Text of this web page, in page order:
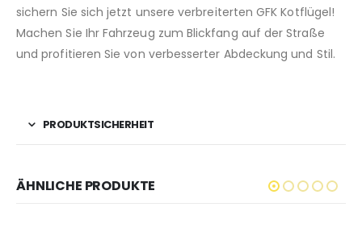
sichern Sie sich jetzt unsere verbreiterten GFK Kotflügel!
Machen Sie Ihr Fahrzeug zum Blickfang auf der Straße
und profitieren Sie von verbesserter Abdeckung und Stil.
PRODUKTSICHERHEIT
ÄHNLICHE PRODUKTE